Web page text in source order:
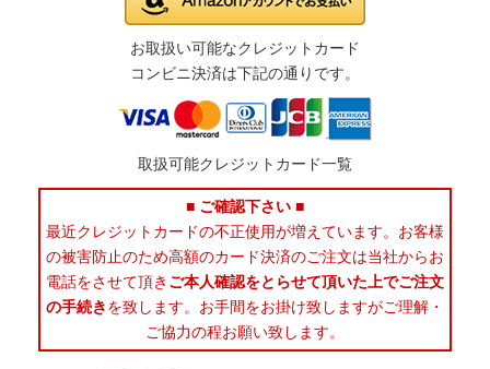
お取扱い可能なクレジットカード
コンビニ決済は下記の通りです。
取扱可能クレジットカード一覧
■ ご確認下さい ■
最近クレジットカードの不正使用が増えています。お客様
の被害防止のため高額のカード決済のご注文は当社からお
電話をさせて頂き ご本人確認をとらせて頂いた上でご注文
の手続きを致します。お手間をお掛け致しますがご理解・
ご協力の程お願い致します。